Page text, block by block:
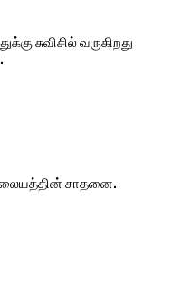
சுவிசில் வருகிறது
சாதனை.